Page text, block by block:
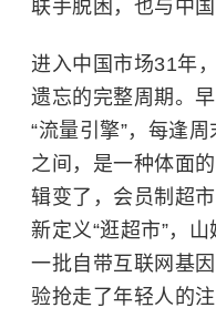
联手脱困，也与中
进入中国市场31年
遗忘的完整周期。
“流量引擎”，每逢
之间，是一种体面
辑变了，会员制超
新定义“逛超市”，
一批自带互联网基
验抢走了年轻人的